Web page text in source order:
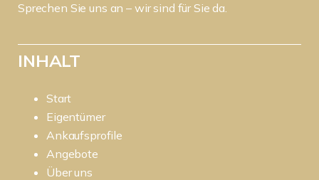
Sprechen Sie uns an – wir sind für Sie da.
INHALT
Start
Eigentümer
Ankaufsprofile
Angebote
Über uns